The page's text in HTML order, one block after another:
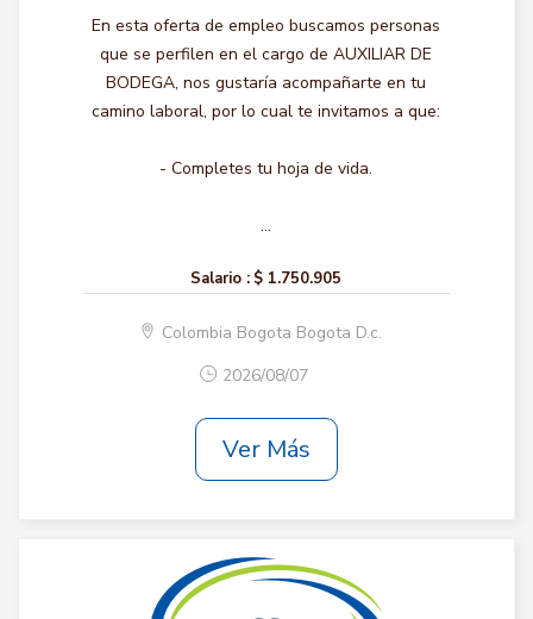
En esta oferta de empleo buscamos personas
que se perfilen en el cargo de AUXILIAR DE
BODEGA, nos gustaría acompañarte en tu
camino laboral, por lo cual te invitamos a que:
- Completes tu hoja de vida.
...
Salario : $ 1.750.905
Colombia Bogota Bogota D.c.
2026/08/07
Ver Más